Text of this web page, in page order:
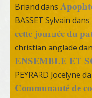
Briand dans
BASSET Sylvain dans
cette journée du
christian anglade
ENSEMBLE ET
PEYRARD Jocelyne
Communauté de